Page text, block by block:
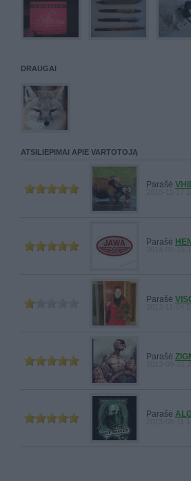
DRAUGAI
ATSILIEPIMAI APIE VARTOTOJĄ
Parašė
Parašė
Parašė
Parašė
Parašė